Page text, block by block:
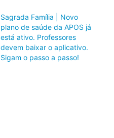
Sagrada Família | Novo
plano de saúde da APOS já
está ativo. Professores
devem baixar o aplicativo.
Sigam o passo a passo!